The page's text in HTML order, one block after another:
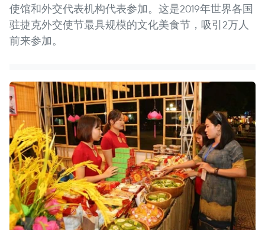
使馆和外交代表机构代表参加。这是2019年世界各国
驻捷克外交使节最具规模的文化美食节，吸引2万人
前来参加。